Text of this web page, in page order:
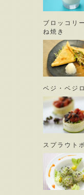
ブロッコリ
ね焼き
ベジ・ベジ
スプラウト